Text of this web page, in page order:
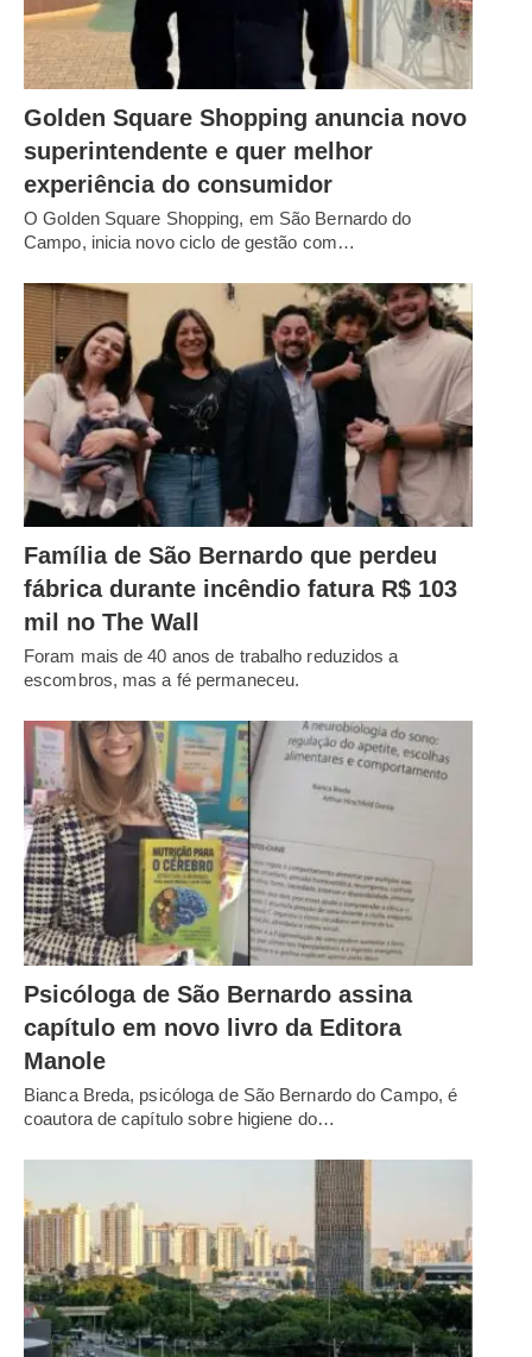
Golden Square Shopping anuncia novo
superintendente e quer melhor
experiência do consumidor
O Golden Square Shopping, em São Bernardo do
Campo, inicia novo ciclo de gestão com…
Família de São Bernardo que perdeu
fábrica durante incêndio fatura R$ 103
mil no The Wall
Foram mais de 40 anos de trabalho reduzidos a
escombros, mas a fé permaneceu.
Psicóloga de São Bernardo assina
capítulo em novo livro da Editora
Manole
Bianca Breda, psicóloga de São Bernardo do Campo, é
coautora de capítulo sobre higiene do…